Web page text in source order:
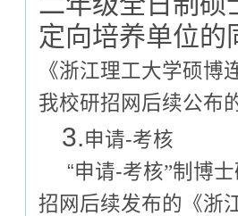
定向培养单位的
《浙江理工大学硕
我校研招网后续公布
3.申请-考核
“申请-考核”制博
招网后续发布的《浙